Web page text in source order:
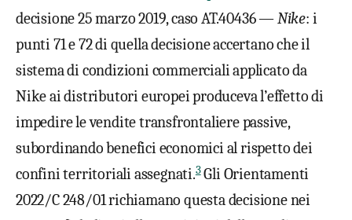
decisione 25 marzo 2019, caso AT.40436 —Nike: i
punti 71 e 72 di quella decisione accertano che il
sistema di condizioni commerciali applicato da
Nike ai distributori europei produceva l’effetto di
impedire le vendite transfrontaliere passive,
subordinando benefici economici al rispetto dei
confini territoriali assegnati.3Gli Orientamenti
2022/C 248/01 richiamano questa decisione nei